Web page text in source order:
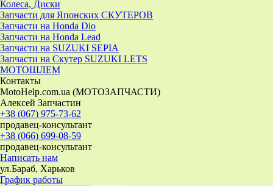
Колеса, Диски
Запчасти для Японских СКУТЕРОВ
Запчасти на Honda Dio
Запчасти на Honda Lead
Запчасти на SUZUKI SEPIA
Запчасти на Скутер SUZUKI LETS
МОТОШЛЕМ
Контакты
MotoHelp.com.ua (МОТОЗАПЧАСТИ)
Алексей Запчастин
+38 (067) 975-73-62
продавец-консультант
+38 (066) 699-08-59
продавец-консультант
Написать нам
ул.Бараб, Харьков
График работы